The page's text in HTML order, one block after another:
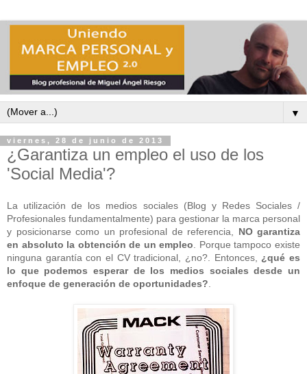
▼
viernes, 28 de junio de 2013
¿Garantiza un empleo el uso de los
'Social Media'?
La utilización de los medios sociales (Blog y Redes Sociales /
Profesionales fundamentalmente) para gestionar la marca personal
y posicionarse como un profesional de referencia, NO garantiza
en absoluto la obtención de un empleo. Porque tampoco existe
ninguna garantía con el CV tradicional, ¿no?. Entonces,¿qué es
lo que podemos esperar de los medios sociales desde un
enfoque de generación de oportunidades?.